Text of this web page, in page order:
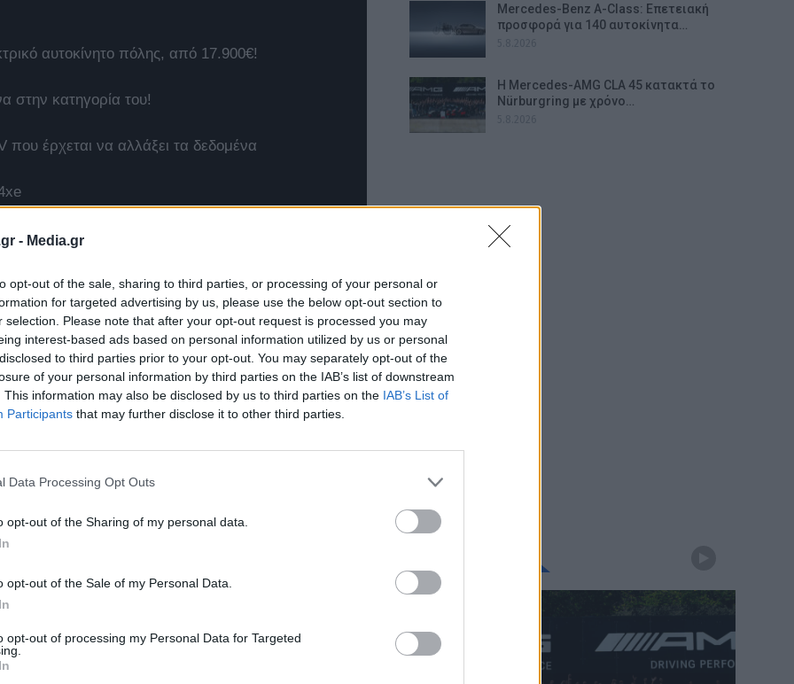
- Media.gr
opt-out of the sale, sharing to third parties, or processing of your personal or
for targeted advertising by us, please use the below opt-out section to
selection. Please note that after your opt-out request is processed you may
interest-based ads based on personal information utilized by us or personal
to third parties prior to your opt-out. You may separately opt-out of the
of your personal information by third parties on the IAB’s list of downstream
This information may also be disclosed by us to third parties on the IAB’s List of
Participants that may further disclose it to other third parties.
Data Processing Opt Outs
opt-out of the Sharing of my personal data.
opt-out of the Sale of my Personal Data.
opt-out of processing my Personal Data for Targeted
αυτοκίνητο πόλης, από 17.900€!
στην κατηγορία του!
έρχεται να αλλάξει τα δεδομένα
E-Tech
αν πραγματικά θα χωρούσε στο μονοθέσιο ή όχι,
Carlos Sainz
Mercedes-Benz A-Class: Επετειακή
προσφορά για 140 αυτοκίνητα…
Η Mercedes-AMG CLA 45 κατακτά το
Nürburgring με χρόνο…